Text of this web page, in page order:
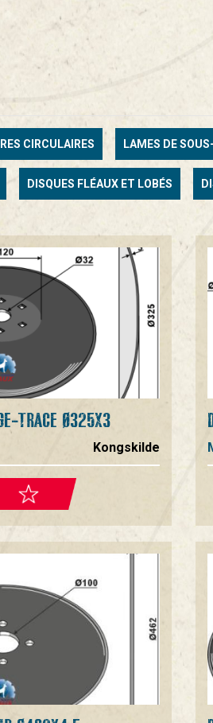
CIRCULAIRES LAMES DE
DISQUES FLÉAUX ET LOBÉS
TRACE Ø325X3
Kongskilde